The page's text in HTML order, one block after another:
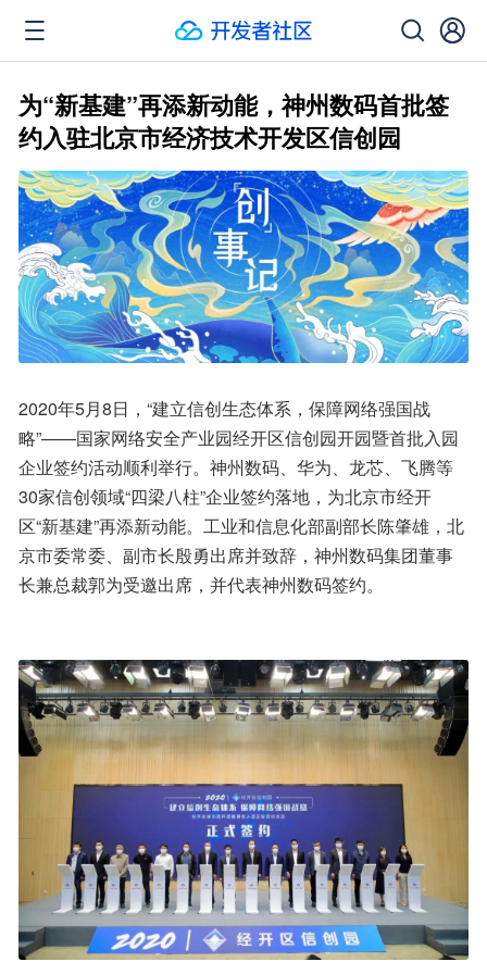
为“新基建”再添新动能，神州数码首批签
约入驻北京市经济技术开发区信创园
2020年5月8日，“建立信创生态体系，保障网络强国战
略”——国家网络安全产业园经开区信创园开园暨首批入园
企业签约活动顺利举行。神州数码、华为、龙芯、飞腾等
30家信创领域“四梁八柱”企业签约落地，为北京市经开
区“新基建”再添新动能。工业和信息化部副部长陈肇雄，北
京市委常委、副市长殷勇出席并致辞，神州数码集团董事
长兼总裁郭为受邀出席，并代表神州数码签约。